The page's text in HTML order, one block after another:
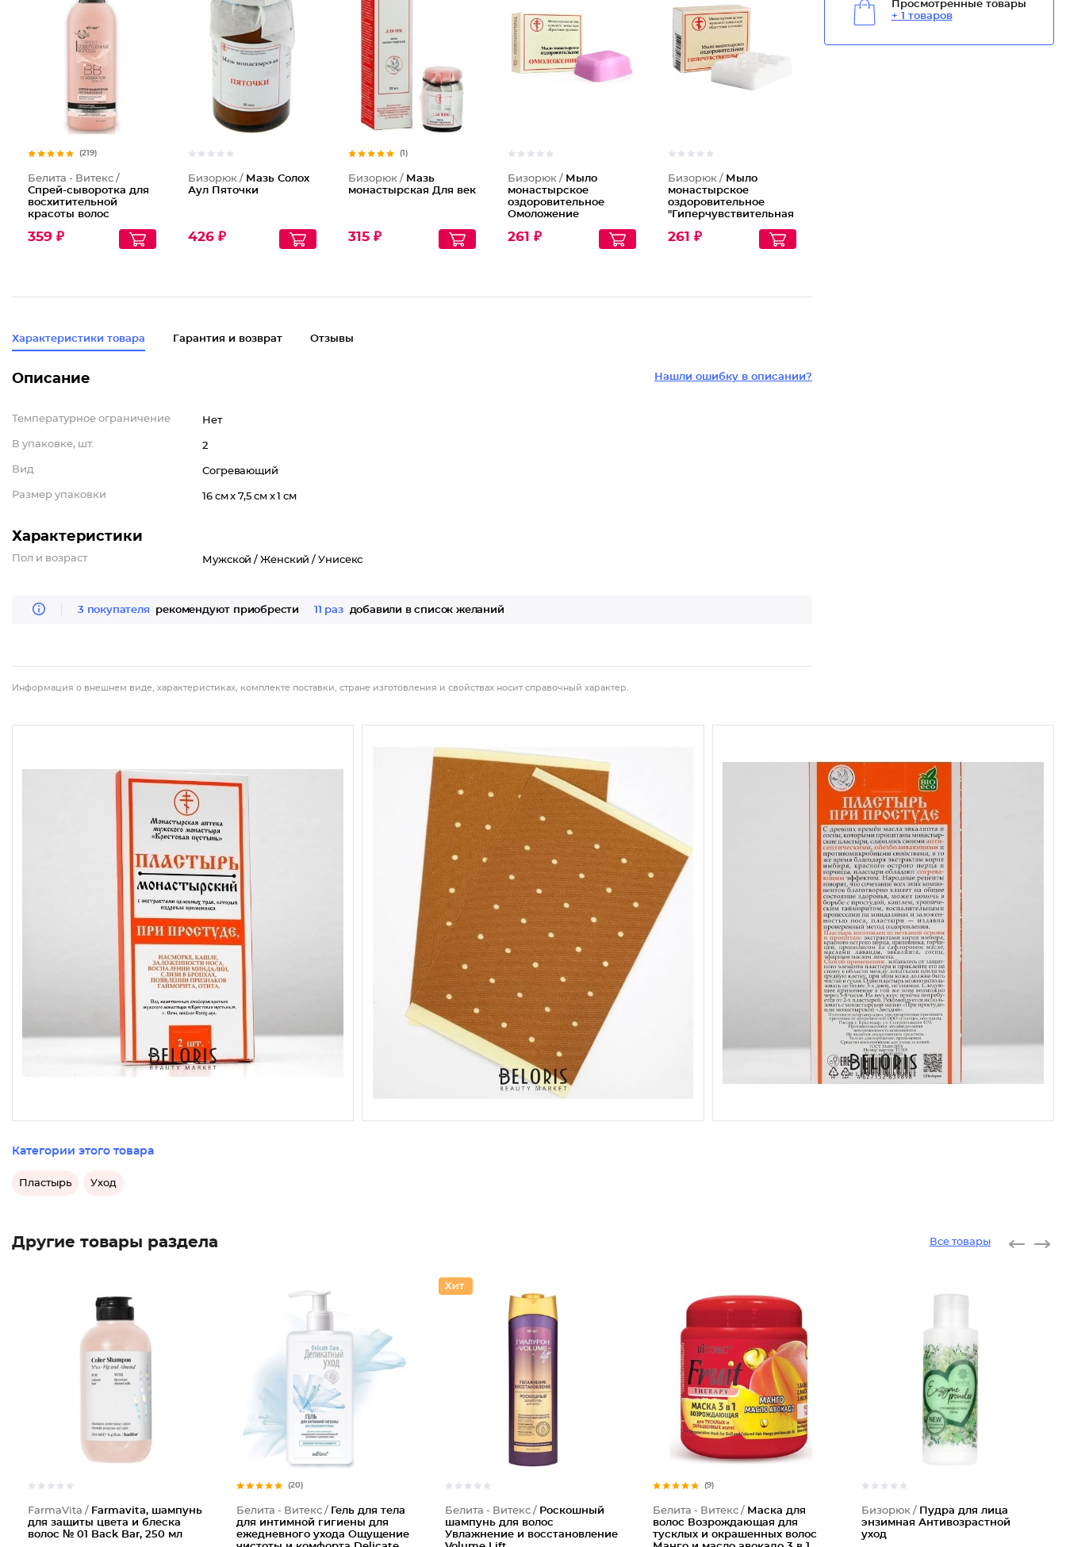
(219)
Белита - Витекс /
Спрей-сыворотка для
восхитительной
красоты волос
эффектов
Совершенные Волосы
359 ₽
Бизорюк / Мазь Солох
Аул Пяточки
426 ₽
(1)
Бизорюк / Мазь
монастырская Для век
315 ₽
Бизорюк / Мыло
монастырское
оздоровительное
Омоложение
261 ₽
Бизорюк / Мыло
монастырское
оздоровительное
"Гиперчувствительная
261 ₽
Характеристики товара Гарантия и возврат Отзывы
Нашли ошибку в описании?
Описание
Температурное ограничение Нет
В упаковке, шт. 2
Вид Согревающий
Размер упаковки 16 см x 7,5 см x 1 см
Характеристики
Пол и возраст Мужской /Женский /Унисекс
3 покупателя рекомендуют приобрести 11 раз добавили в список желаний
Информация о внешнем виде, характеристиках, комплекте поставки, стране изготовления и свойствах носит справочный характер.
Просмотренные товары
+ 1 товаров
Категории этого товара
Пластырь Уход
Другие товары раздела Все товары
FarmaVita / Farmavita, шампунь
для защиты цвета и блеска
волос № 01 Back Bar, 250 мл
(20)
Белита - Витекс / Гель для тела
для интимной гигиены для
ежедневного ухода Ощущение
Белита - Витекс / Роскошный
шампунь для волос
Увлажнение и восстановление
(9)
Белита - Витекс / Маска для
волос Возрождающая для
тусклых и окрашенных волос
Бизорюк / Пудра для лица
энзимная Антивозрастной
уход